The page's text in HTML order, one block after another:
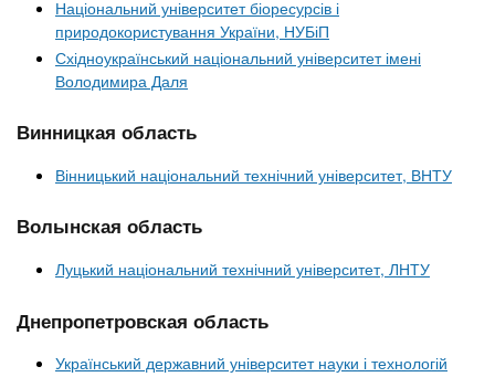
Національний університет біоресурсів і
природокористування України, НУБіП
Східноукраїнський національний університет імені
Володимира Даля
Винницкая область
Вінницький національний технічний університет, ВНТУ
Волынская область
Луцький національний технічний університет, ЛНТУ
Днепропетровская область
Український державний університет науки і технологій